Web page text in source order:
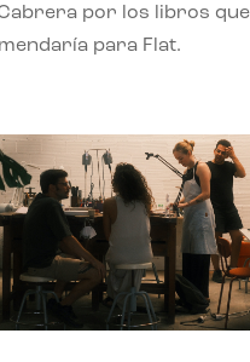
Cabrera por los libros que
para Flat.